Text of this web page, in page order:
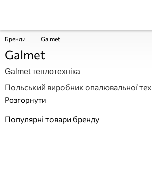
Бренди Galmet
Galmet
Galmet теплотехніка
Польський виробник опалювальної
Популярні товари бренду